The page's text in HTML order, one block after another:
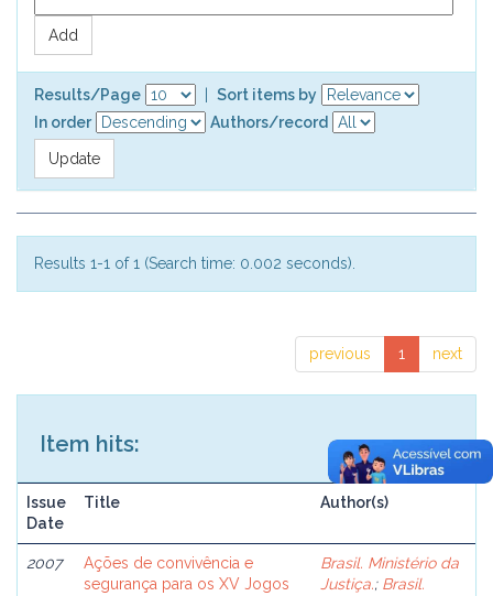
Results/Page
Sort items by
In order
Authors/record
Results 1-1 of 1 (Search time: 0.002 seconds).
previous 1 next
Item hits:
Issue
Date
Title Author(s)
2007
Ações de convivência e
segurança para os XV Jogos
Brasil. Ministério da
Justiça.; Brasil.